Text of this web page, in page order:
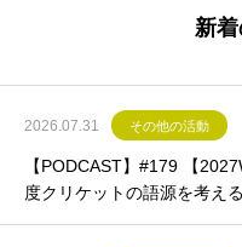
新
2026.07.31 その他の活動
【PODCAST】#179 【
度クリケットの語源を考える